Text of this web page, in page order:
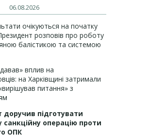
06.08.2026
очікуються на початку
розповів про роботу
балістикою та системою
вплив на
на Харківщині затримали
питання» з
доручив підготувати
санкційну операцію проти
ОПК